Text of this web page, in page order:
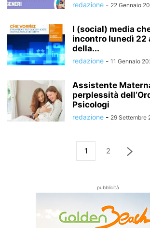
redazione - 22 Gennaio
I (social) media
incontro lunedì 22
della...
redazione - 11 Gennaio
Assistente
perplessità
Psicologi
redazione - 29 Settembre
1 2
pubblicità